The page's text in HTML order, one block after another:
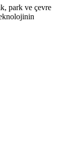
park ve çevre